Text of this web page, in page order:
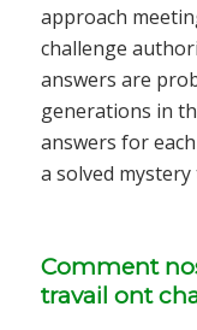
approach
challenge
answers are
generations in
answers for
a solved
Comment
travail ont